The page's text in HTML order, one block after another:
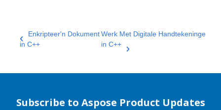
Enkripteer'n Dokument
in C++
Werk Met Digitale Handtekeninge
in C++
Subscribe to Aspose Product Updates